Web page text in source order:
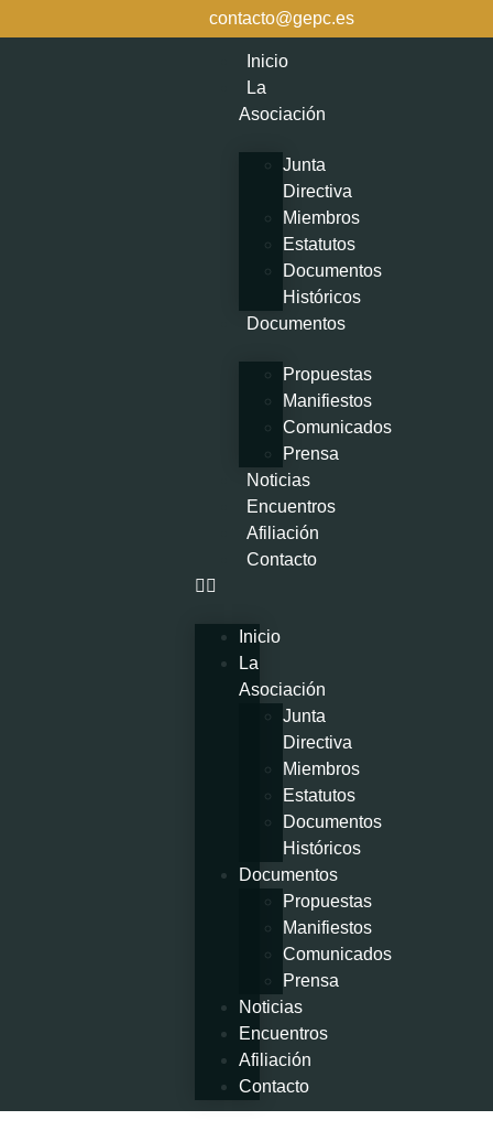
contacto@gepc.es
Inicio
La
Asociación
Junta
Directiva
Miembros
Estatutos
Documentos
Históricos
Documentos
Propuestas
Manifiestos
Comunicados
Prensa
Noticias
Encuentros
Afiliación
Contacto
Inicio
La
Asociación
Junta
Directiva
Miembros
Estatutos
Documentos
Históricos
Documentos
Propuestas
Manifiestos
Comunicados
Prensa
Noticias
Encuentros
Afiliación
Contacto